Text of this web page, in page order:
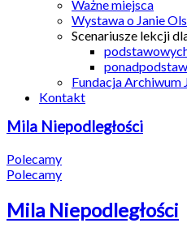
Ważne miejsca
Wystawa o Janie
Scenariusze lekcji
Fundacja Archiwum
Kontakt
Mila Niepodległości
Polecamy
Polecamy
Mila Niepodległości